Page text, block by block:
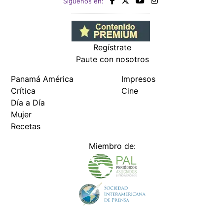
Regístrate
Paute con nosotros
Día a Día
Mujer
Recetas
Impresos